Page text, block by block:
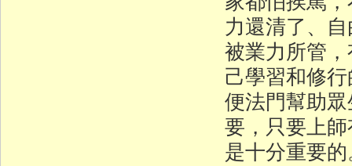
力還清了、
被業力所管
己學習和修
便法門幫助
要，只要上
是十分重要